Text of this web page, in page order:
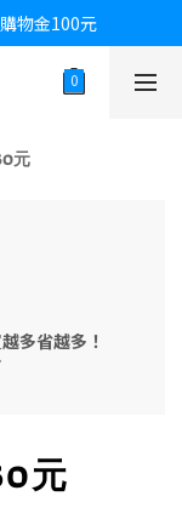
物金100元
元
多省越多！
元